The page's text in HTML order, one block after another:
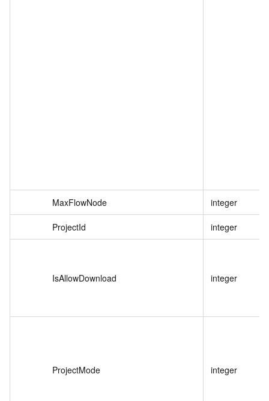
MaxFlowNode integer
ProjectId integer
IsAllowDownload integer
ProjectMode integer